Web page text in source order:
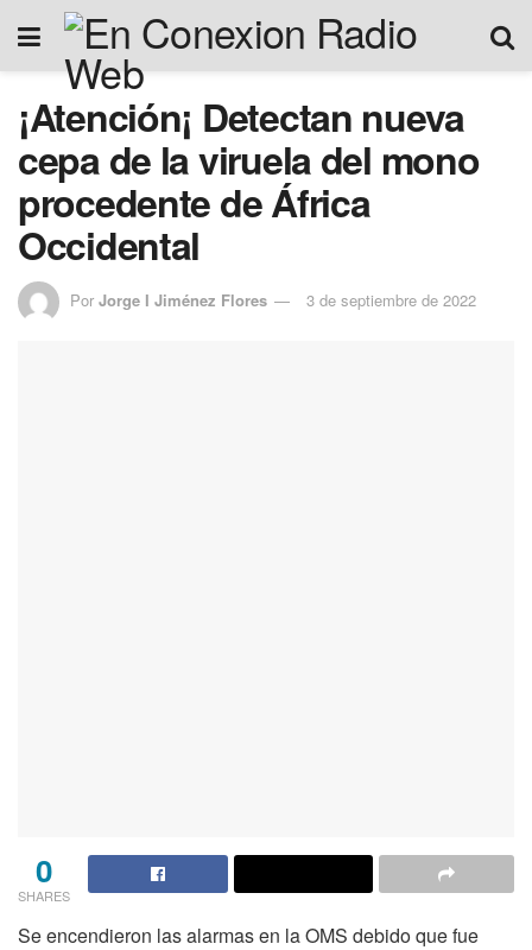
¡Atención¡ Detectan nueva
cepa de la viruela del mono
procedente de África
Occidental
Por Jorge I Jiménez Flores 3 de septiembre de 2022
0
SHARES
Se encendieron las alarmas en la OMS debido que fue